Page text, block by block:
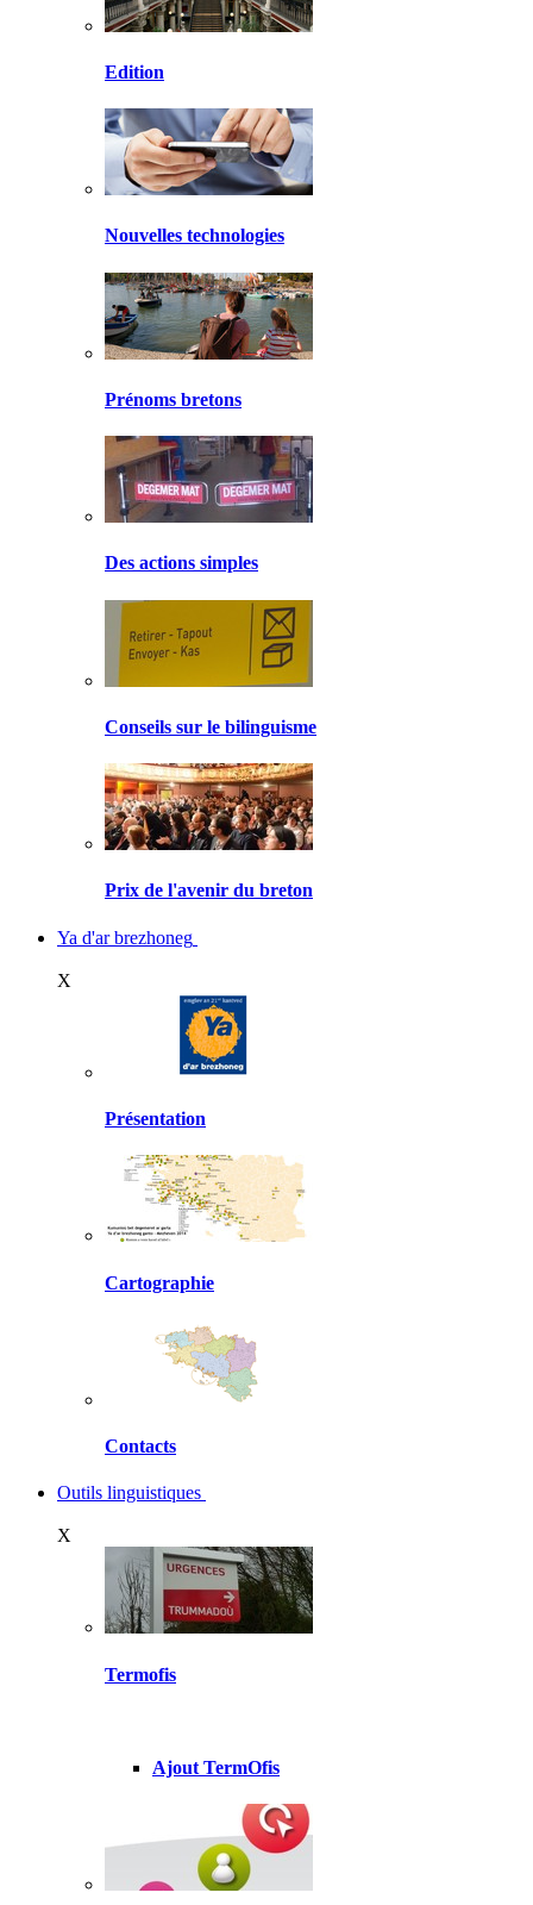
Edition
Nouvelles technologies
Prénoms bretons
Des actions simples
Conseils sur le bilinguisme
Prix de l'avenir du breton
Ya d'ar brezhoneg
X
Présentation
Cartographie
Contacts
Outils linguistiques
X
Termofis
Ajout TermOfis